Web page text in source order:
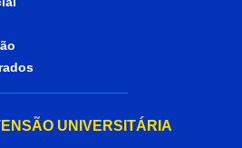
UNIVERSITÁRIA